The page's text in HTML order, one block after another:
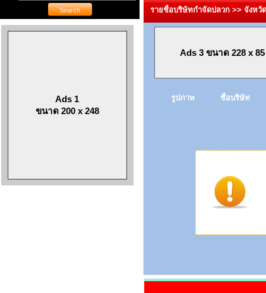
Ads 1
ขนาด 200 x 248
รายชื่อบริษัทกำจัดปลวก >> จังหวั
Ads 3 ขนาด 228 x 85
รูปภาพ ชื่อบริษัท